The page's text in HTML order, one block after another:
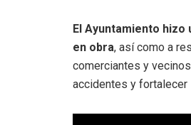
El Ayuntamiento
en obra, así como a
comerciantes y
accidentes y